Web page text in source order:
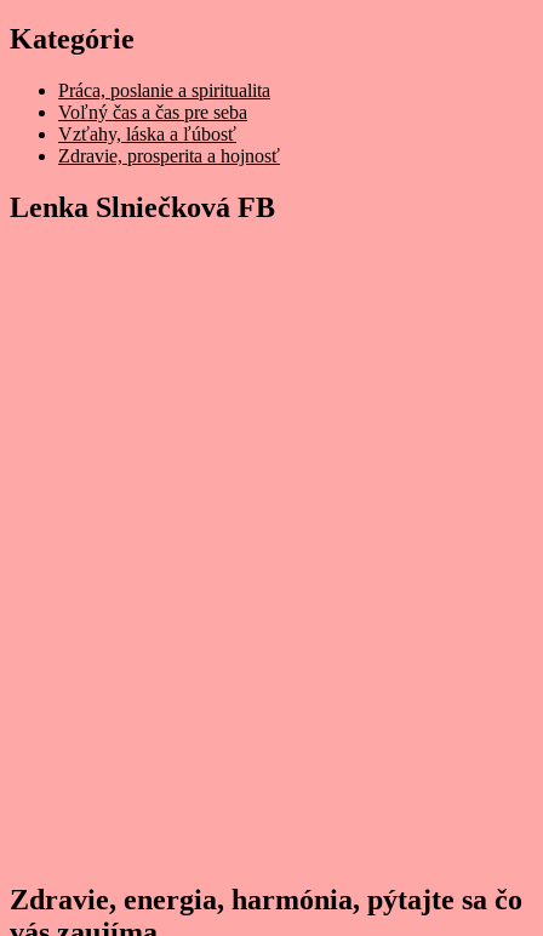
Kategórie
Práca, poslanie a spiritualita
Voľný čas a čas pre seba
Vzťahy, láska a ľúbosť
Zdravie, prosperita a hojnosť
Lenka Slniečková FB
Zdravie, energia, harmónia, pýtajte sa čo